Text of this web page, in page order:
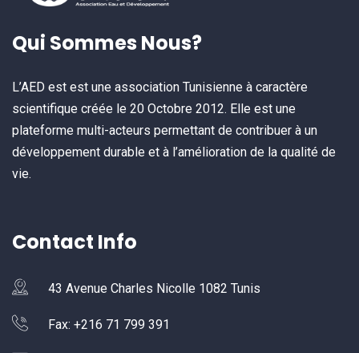
Qui Sommes Nous?
L’AED est est une association Tunisienne à caractère
scientifique créée le 20 Octobre 2012. Elle est une
plateforme multi-acteurs permettant de contribuer à un
développement durable et à l’amélioration de la qualité de
vie.
Contact Info
43 Avenue Charles Nicolle 1082 Tunis
Fax: +216 71 799 391